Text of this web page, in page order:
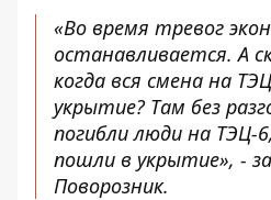
«Во время тревог
останавливается. А
когда вся смена на
укрытие? Там без
погибли люди на
пошли в укрытие», -
Поворозник.